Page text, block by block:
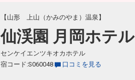
【山形 上山（かみのやま）温泉】
仙渓園 月岡ホテル
センケイエンツキオカホテル
宿コード:S060048
口コミを見る